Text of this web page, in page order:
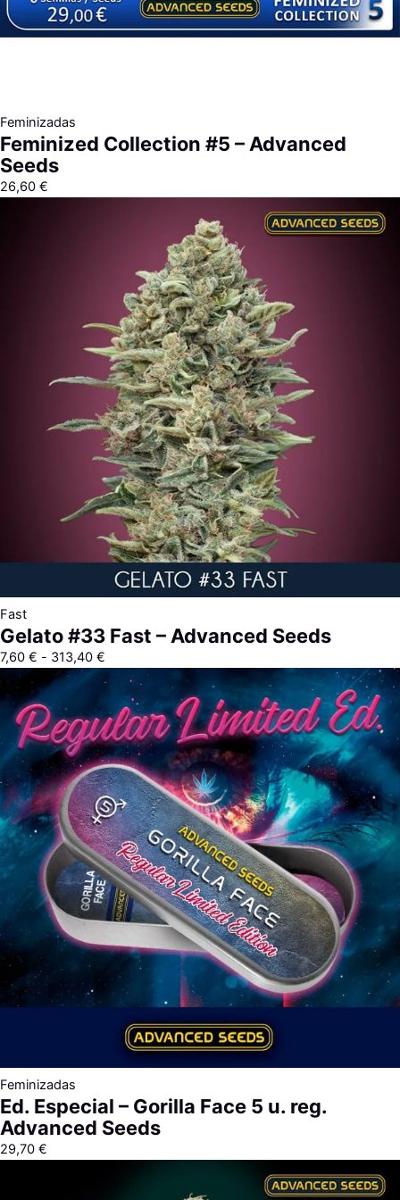
Feminizadas
Feminized Collection #5 – Advanced
Seeds
26,60 €
Fast
Gelato #33 Fast – Advanced Seeds
7,60 € - 313,40 €
desde
7,60 €
hasta
313,40 €
Feminizadas
Ed. Especial – Gorilla Face 5 u. reg.
Advanced Seeds
29,70 €